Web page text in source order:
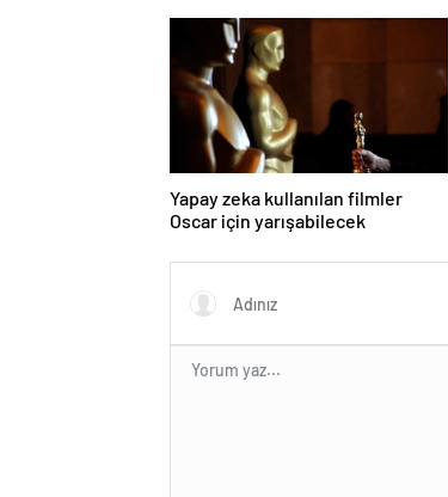
Yapay zeka kullanılan filmler
Oscar için yarışabilecek